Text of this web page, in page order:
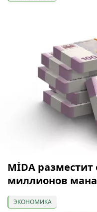
МİDA разместит
миллионов
ЭКОНОМИКА